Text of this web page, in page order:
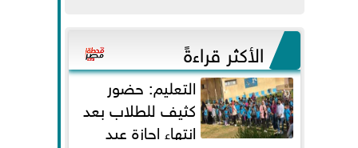
وعيسي” أمانه كفر...
الأكثر قراءةً
التعليم: حضور
كثيف للطلاب بعد
انتهاء إجازة عيد